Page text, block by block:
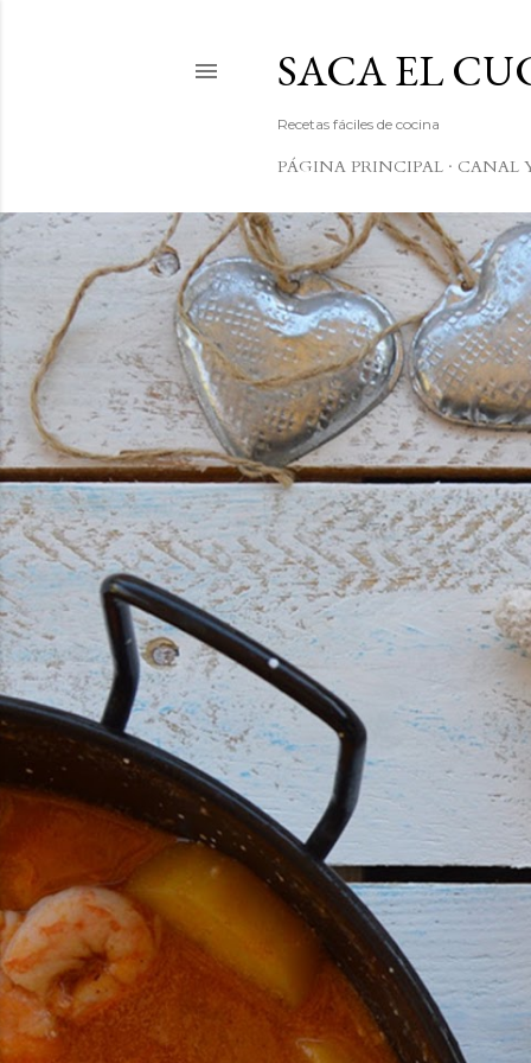
SACA EL
Recetas fáciles de cocina
PÁGINA PRINCIPAL CANAL